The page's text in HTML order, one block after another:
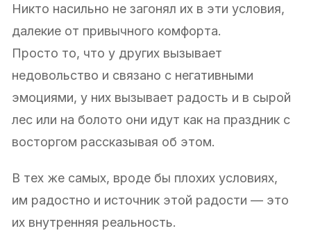
Никто насильно не загонял их в эти условия,
далекие от привычного комфорта.
Просто то, что у других вызывает
недовольство и связано с негативными
эмоциями, у них вызывает радость и в сырой
лес или на болото они идут как на праздник с
восторгом рассказывая об этом.
В тех же самых, вроде бы плохих условиях,
им радостно и источник этой радости — это
их внутренняя реальность.